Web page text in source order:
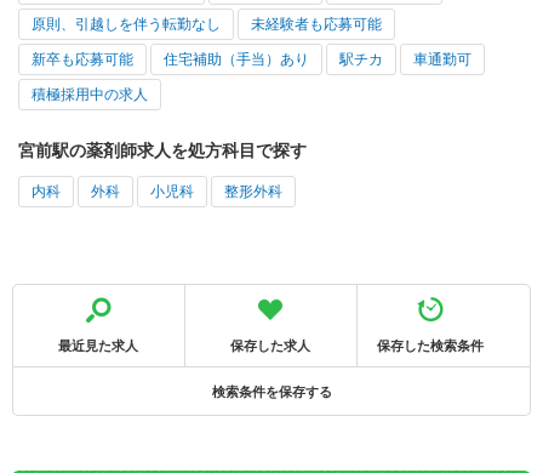
原則、引越しを伴う転勤なし 未経験者も応募可能
新卒も応募可能 住宅補助（手当）あり 駅チカ 車通勤可
積極採用中の求人
宮前駅の薬剤師求人を処方科目で探す
内科 外科 小児科 整形外科
最近見た求人 保存した求人 保存した検索条件
検索条件を保存する